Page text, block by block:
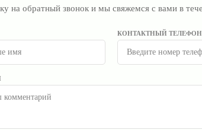
на обратный звонок и мы свяжемся с вами в
КОНТАКТНЫЙ ТЕЛЕФОН